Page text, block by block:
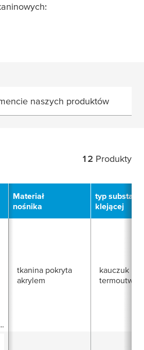
naszych produktów
12 Produkty
Materiał
nośnika
typ
klejącej
tkanina pokryta
akrylem
kauczuk